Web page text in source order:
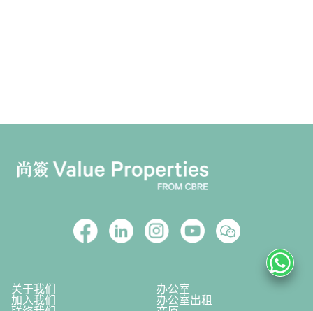
关于我们 办公室
加入我们 办公室出租